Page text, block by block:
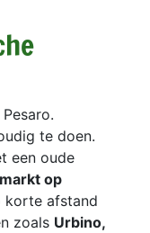
te doen.
een oude
op
korte afstand
zoals Urbino,